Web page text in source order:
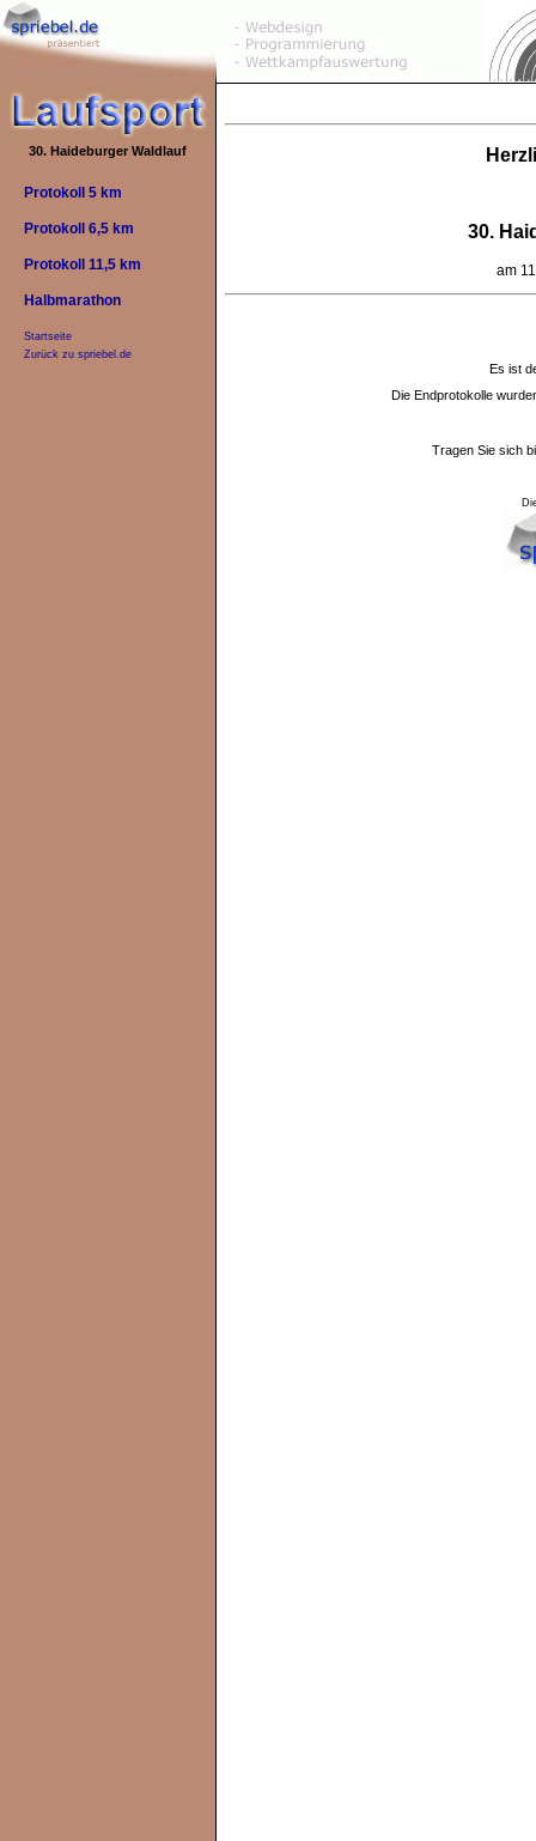
30. Haideburger Waldlauf
Protokoll 5 km
Protokoll 6,5 km
Protokoll 11,5 km
Halbmarathon
Startseite
Zurück zu spriebel.de
30.
am
Es ist
Die Endprotokolle
Tragen Sie sich